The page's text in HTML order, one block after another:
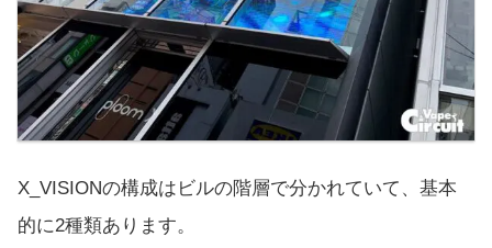
X_VISIONの構成はビルの階層で分かれていて、基本
的に2種類あります。